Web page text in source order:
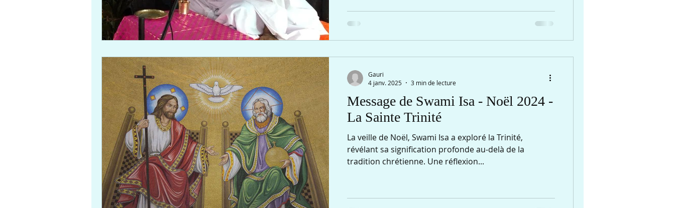
Message de Swami Isa - Noël 2024 -
La Sainte Trinité
La veille de Noël, Swami Isa a exploré la Trinité,
révélant sa signification profonde au-delà de la
tradition chrétienne. Une réflexion...
Gauri
4 janv. 2025
3 min de lecture